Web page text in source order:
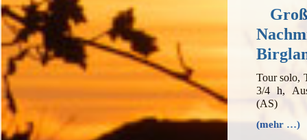
Tour solo,
3/4 h,
(AS)
(mehr …)